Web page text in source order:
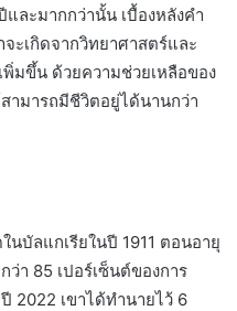
ละมากกว่านั้น เบื้องหลังคำ
ะเกิดจากวิทยาศาสตร์และ
พิ่มขึ้น ด้วยความช่วยเหลือของ
ามารถมีชีวิตอยู่ได้นานกว่า
นบัลแกเรียในปี 1911 ตอนอายุ
ว่า 85 เปอร์เซ็นต์ของการ
2022 เขาได้ทำนายไว้ 6